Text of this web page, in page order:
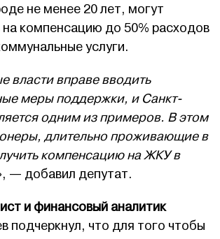
не менее 20 лет, могут
на компенсацию до 50% расходов
услуги.
власти вправе вводить
меры поддержки, и Санкт-
одним из примеров. В этом
длительно проживающие в
компенсацию на ЖКУ в
— добавил депутат.
и финансовый аналитик
подчеркнул, что для того чтобы